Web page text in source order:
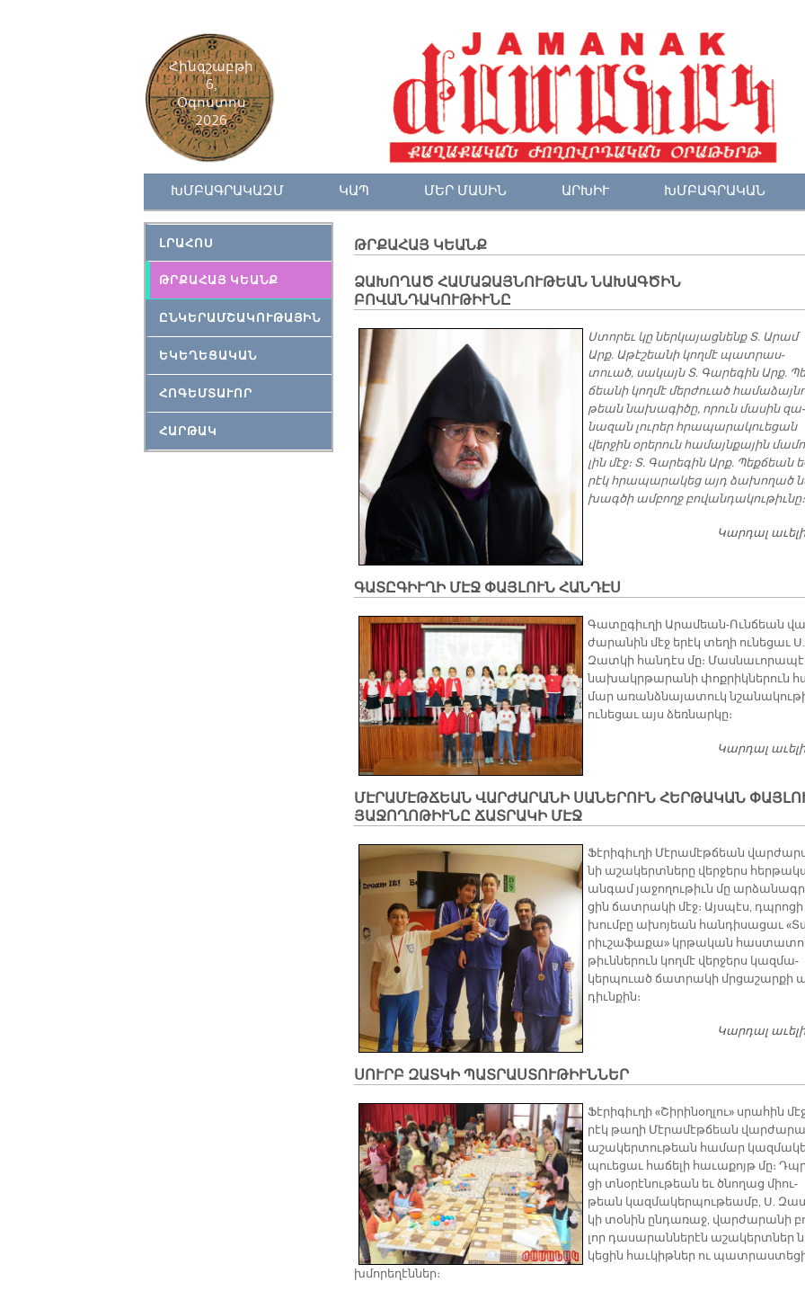
Հինգշաբթի
6,
Օգոստոս
2026
ԽՄԲԱԳՐԱԿԱԶՄ ԿԱՊ ՄԵՐ ՄԱՍԻՆ ԱՐԽԻՒ ԽՄԲԱԳՐԱԿԱՆ
ԼՐԱՀՈՍ
ԹՐՔԱՀԱՅ ԿԵԱՆՔ
ԸՆԿԵՐԱՄՇԱԿՈՒԹԱՅԻՆ
ԵԿԵՂԵՑԱԿԱՆ
ՀՈԳԵՄՏԱՒՈՐ
ՀԱՐԹԱԿ
ԹՐՔԱՀԱՅ ԿԵԱՆՔ
ՁԱԽՈՂԱԾ ՀԱՄԱՁԱՅՆՈՒԹԵԱՆ ՆԱԽԱԳԾԻՆ
ԲՈՎԱՆԴԱԿՈՒԹԻՒՆԸ
Ստո­րեւ կը ներ­կա­յաց­նենք Տ. Ա­րամ
Արք. Ա­թէ­շեա­նի կող­մէ պատ­րաս­
տուած, սա­կայն Տ. Գա­րե­գին Արք.
ճեա­նի կող­մէ մեր­ժուած
թեան նա­խա­գի­ծը, ո­րուն մա­սին զա­
նա­զան լու­րեր հրա­պա­րա­կուե­ցան
վեր­ջին օ­րե­րուն հա­մայն­քա­յին
լին մէջ։ Տ. Գա­րե­գին Արք. Պեք­ճեան
րէկ հրա­պա­րա­կեց այդ ձա­խո­ղած
խագ­ծի ամ­բողջ բո­վան­դա­կու­թիւ­նը։
Կարդալ
ԳԱՏԸԳԻՒՂԻ ՄԷՋ ՓԱՅԼՈՒՆ ՀԱՆԴԷՍ
Գա­տը­գիւ­ղի Ա­րա­մեան-Ուն­ճեան
ժա­րա­նին մէջ ե­րէկ տե­ղի ու­նե­ցաւ Ս.
Զատ­կի հան­դէս մը։
նա­խակր­թա­րա­նի փոք­րիկ­նե­րուն
մար ա­ռանձ­նա­յա­տուկ
ու­նե­ցաւ այս ձեռ­նար­կը։
Կարդալ
ՄԷՐԱՄԷԹՃԵԱՆ ՎԱՐԺԱՐԱՆԻ ՍԱՆԵՐՈՒՆ ՀԵՐԹԱԿԱՆ
ՅԱՋՈՂՈԹԻՒՆԸ ՃԱՏՐԱԿԻ ՄԷՋ
Ֆէ­րի­գիւ­ղի Մէ­րա­մէթ­ճեան
նի ա­շա­կերտ­նե­րը վեր­ջերս
ան­գամ յա­ջո­ղու­թիւն մը
ցին ճատ­րա­կի մէջ։ Այս­պէս, դպրո­ցի
խում­բը ա­խո­յեան հան­դի­սա­ցաւ
րիւ­շա­ֆա­քա» կրթա­կան
թիւն­նե­րուն կող­մէ վեր­ջերս կազ­մա­
կերպուած ճատ­րա­կի մրցա­շար­քի
դիւն­քին։
Կարդալ
ՍՈՒՐԲ ԶԱՏԿԻ ՊԱՏՐԱՍՏՈՒԹԻՒՆՆԵՐ
Ֆէ­րի­գիւ­ղի «Շի­րի­նօղ­լու» սրա­հին
րէկ թա­ղի Մէ­րա­մէթ­ճեան
ա­շա­կեր­տու­թեան հա­մար
պուե­ցաւ հա­ճե­լի հա­ւա­քոյթ մը։
ցի տնօ­րէ­նու­թեան եւ ծնո­ղաց միու­
թեան կազ­մա­կեր­պու­թեամբ, Ս.
կի տօ­նին ըն­դա­ռաջ, վար­ժա­րա­նի
լոր դա­սա­րան­նե­րէն ա­շա­կերտ­ներ
կե­ցին հաւ­կիթ­ներ ու
խմո­րե­ղէն­ներ։